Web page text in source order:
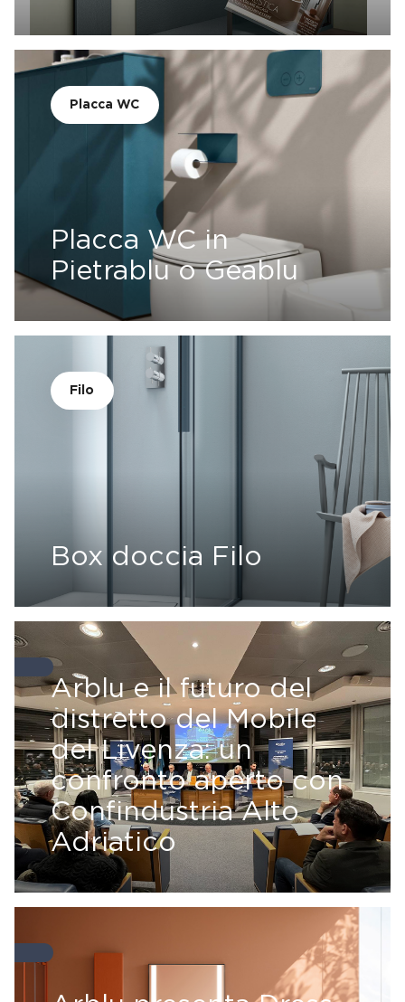
Placca WC
Placca WC in
Pietrablu o Geablu
Filo
Box doccia Filo
Arblu e il futuro del
distretto del Mobile
del Livenza: un
confronto aperto con
Confindustria Alto
Adriatico